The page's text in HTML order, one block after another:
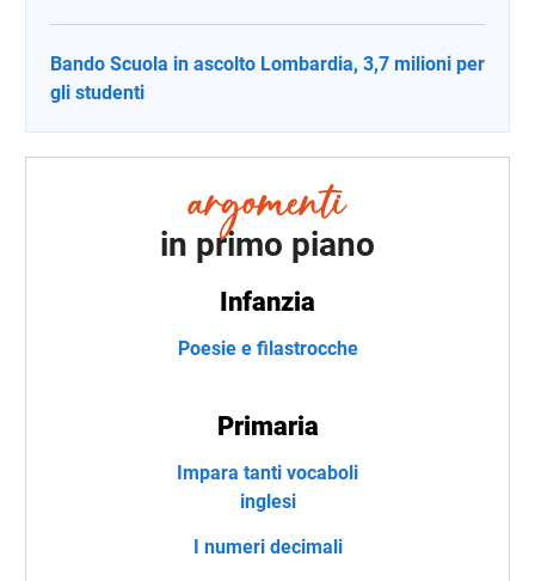
Bando Scuola in ascolto Lombardia, 3,7 milioni per
gli studenti
in primo piano
Infanzia
Poesie e filastrocche
Primaria
Impara tanti vocaboli
inglesi
I numeri decimali